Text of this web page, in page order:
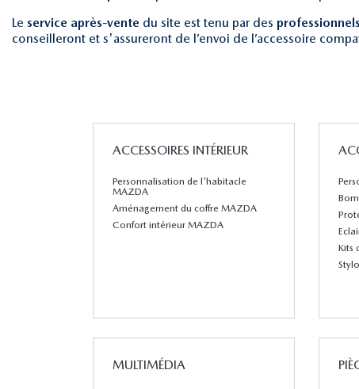
Le service après-vente du site est tenu par des professionnels
conseilleront et s'assureront de l’envoi de l’accessoire
ACCESSOIRES INTÉRIEUR
Personnalisation de l'habitacle
MAZDA
Aménagement du coffre MAZDA
Confort intérieur MAZDA
Kits
MULTIMÉDIA